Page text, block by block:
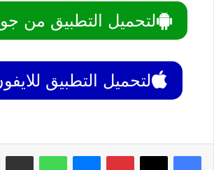
لتحميل التطبيق من
لتحميل التطبيق
بينتيريست واتساب